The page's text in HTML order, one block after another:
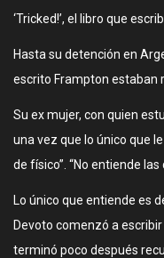
‘Tricked!’, el libro que
Hasta su detención en
escrito Frampton estaban
Su ex mujer, con quien
una vez que lo único que
de físico”. “No entiende
Lo único que entiende es
Devoto comenzó a
terminó poco después